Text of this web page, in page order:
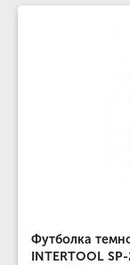
Футболка
INTERTOOL